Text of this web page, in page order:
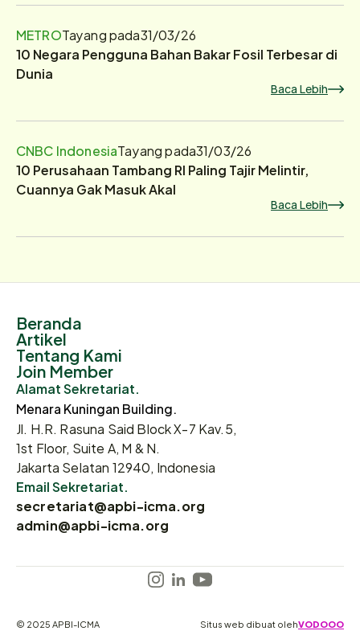
METROTayang pada31/03/26
10 Negara Pengguna Bahan Bakar Fosil Terbesar di
Dunia
Baca Lebih
CNBC IndonesiaTayang pada31/03/26
10 Perusahaan Tambang RI Paling Tajir Melintir,
Cuannya Gak Masuk Akal
Baca Lebih
Beranda
Artikel
Tentang Kami
Join Member
Alamat Sekretariat.
Menara Kuningan Building.
Jl. H.R. Rasuna Said Block X-7 Kav.5,
1st Floor, Suite A, M & N.
Jakarta Selatan 12940, Indonesia
Email Sekretariat.
secretariat@apbi-icma.org
admin@apbi-icma.org
© 2025 APBI-ICMA Situs web dibuat olehVODOOO